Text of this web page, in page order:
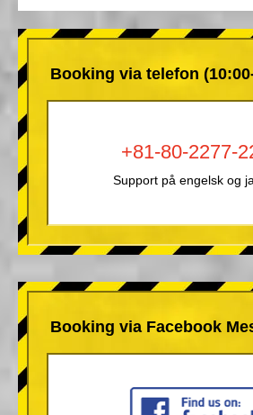
Booking via telefon
+81-80-2277-
Support på engelsk og
Booking via Facebook